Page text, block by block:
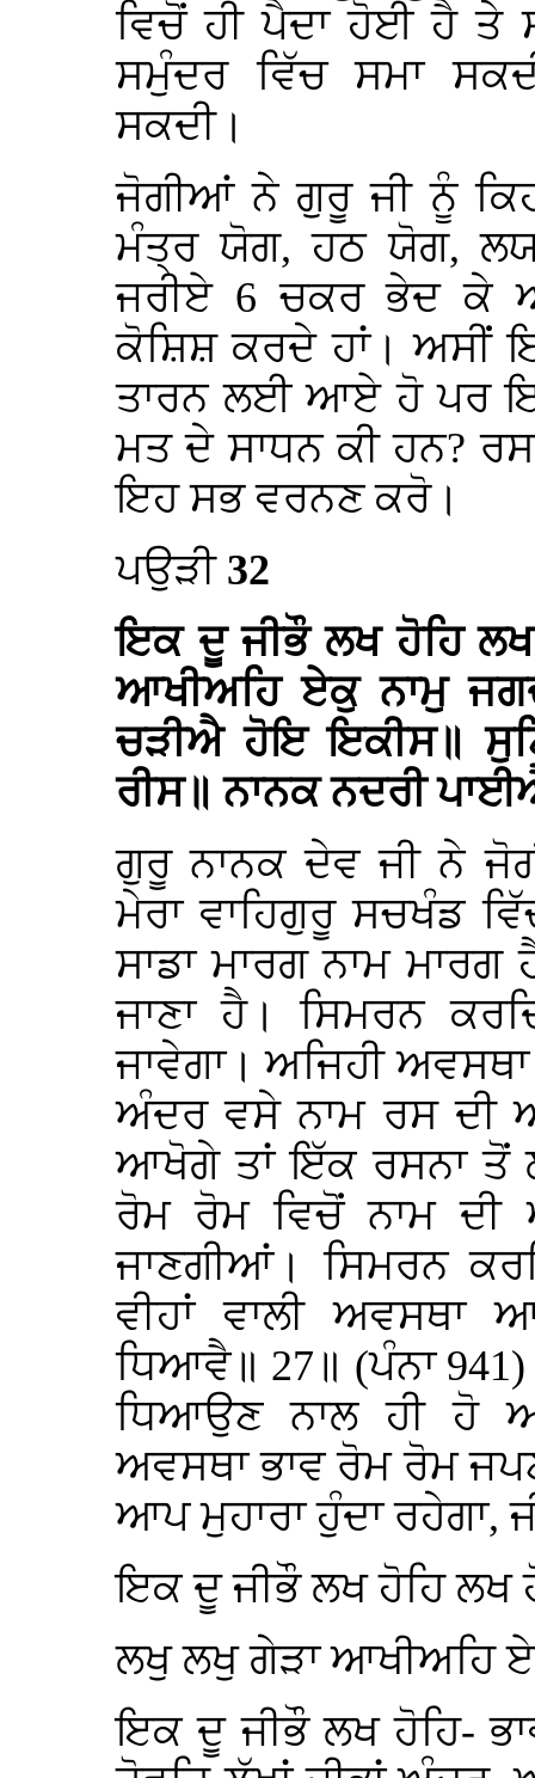
ਵਿਚੋਂ ਹੀ ਪੈਦਾ ਹੋਈ ਹੈ ਤੇ
ਸਮੁੰਦਰ ਵਿੱਚ ਸਮਾ
ਸਕਦੀ।
ਜੋਗੀਆਂ ਨੇ ਗੁਰੂ ਜੀ ਨੂੰ
ਮੰਤ੍ਰ ਯੋਗ, ਹਠ ਯੋਗ,
ਜਰੀਏ 6 ਚਕਰ ਭੇਦ ਕੇ
ਕੋਸ਼ਿਸ਼ ਕਰਦੇ ਹਾਂ। ਅਸੀਂ
ਤਾਰਨ ਲਈ ਆਏ ਹੋ ਪਰ
ਮਤ ਦੇ ਸਾਧਨ ਕੀ ਹਨ?
ਇਹ ਸਭ ਵਰਨਣ ਕਰੋ।
ਪਉੜੀ32
ਇਕ ਦੂ ਜੀਭੌ ਲਖ ਹੋਹਿ
ਆਖੀਅਹਿ ਏਕੁ ਨਾਮੁ
ਚੜੀਐ ਹੋਇ ਇਕੀਸ॥
ਰੀਸ॥ ਨਾਨਕ ਨਦਰੀ
ਗੁਰੂ ਨਾਨਕ ਦੇਵ ਜੀ ਨੇ
ਮੇਰਾ ਵਾਹਿਗੁਰੂ ਸਚਖੰਡ
ਸਾਡਾ ਮਾਰਗ ਨਾਮ
ਜਾਣਾ ਹੈ। ਸਿਮਰਨ
ਜਾਵੇਗਾ। ਅਜਿਹੀ
ਅੰਦਰ ਵਸੇ ਨਾਮ ਰਸ ਦੀ
ਆਖੋਗੇ ਤਾਂ ਇੱਕ ਰਸਨਾ ਤੋਂ
ਰੋਮ ਰੋਮ ਵਿਚੋਂ ਨਾਮ ਦੀ
ਜਾਣਗੀਆਂ। ਸਿਮਰਨ
ਵੀਹਾਂ ਵਾਲੀ ਅਵਸਥਾ
ਧਿਆਵੈ॥ 27॥ (ਪੰਨਾ 941)
ਧਿਆਉਣ ਨਾਲ ਹੀ ਹੋ
ਅਵਸਥਾ ਭਾਵ ਰੋਮ ਰੋਮ
ਆਪ ਮੁਹਾਰਾ ਹੁੰਦਾ ਰਹੇਗਾ,
ਇਕ ਦੂ ਜੀਭੌ ਲਖ ਹੋਹਿ ਲਖ
ਲਖੁ ਲਖੁ ਗੇੜਾ ਆਖੀਅਹਿ
ਇਕ ਦੂ ਜੀਭੌ ਲਖ ਹੋਹਿ-